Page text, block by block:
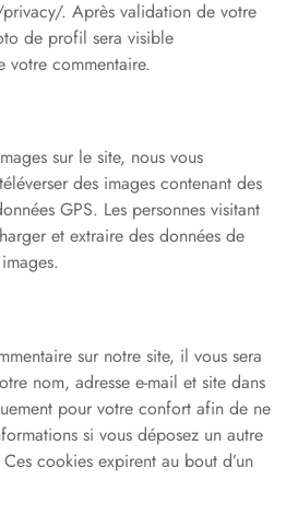
. Après validation de votre
de profil sera visible
votre commentaire.
sur le site, nous vous
des images contenant des
GPS. Les personnes visitant
et extraire des données de
sur notre site, il vous sera
nom, adresse e-mail et site dans
pour votre confort afin de ne
si vous déposez un autre
cookies expirent au bout d’un